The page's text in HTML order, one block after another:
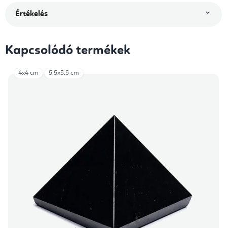
Értékelés
Kapcsolódó termékek
4x4 cm 5,5x5,5 cm